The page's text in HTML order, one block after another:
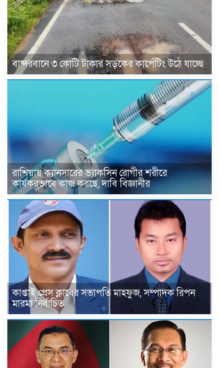
বান্দরবানে ৩ কোটি টাকার সড়কের কার্পেটিং উঠে যাচ্ছে
রাশিয়ায় ক্যানসারের ভ্যাকসিন রোগীর শরীরে
কার্যকরভাবে কাজ করছে, দাবি বিজ্ঞানীর
কাপ্তাই প্রেস ক্লাবের সভাপতি মাহফুজ, সম্পাদক রিপন
মারমা নির্বাচিত